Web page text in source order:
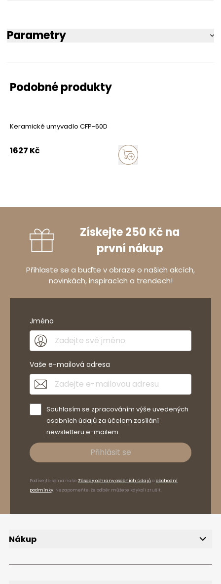
Parametry
Podobné produkty
Keramické umyvadlo CFP-60D
1627 Kč
Získejte 250 Kč na
první nákup
Přihlaste se a buďte v obraze o našich akcích,
novinkách, inspiracích a trendech!
Jméno
Vaše e-mailová adresa
Souhlasím se zpracováním výše uvedených
osobních údajů za účelem zasílání
newsletteru e-mailem.
Přihlásit se
Podívejte se na naše Zásady ochrany osobních údajů a obchodní
podmínky. Nezapomeňte, že odběr můžete kdykoli zrušit.
Nákup
Způsoby platby